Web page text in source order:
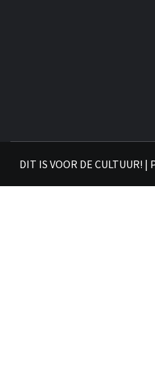
DIT IS VOOR DE CULTUUR!